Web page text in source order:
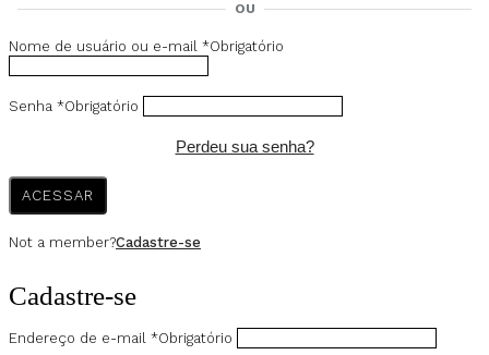
OU
Nome de usuário ou e-mail *Obrigatório
Senha *Obrigatório
Perdeu sua senha?
ACESSAR
Not a member?Cadastre-se
Cadastre-se
Endereço de e-mail *Obrigatório